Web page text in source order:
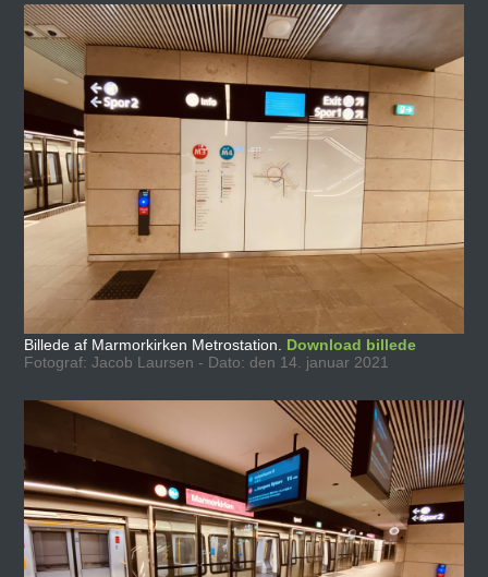
Billede af Marmorkirken Metrostation. Download billede
Fotograf: Jacob Laursen - Dato: den 14. januar 2021